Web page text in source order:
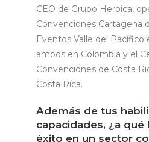
CEO de Grupo Heroica,
Convenciones Cartagena
Eventos Valle del Pacífico
ambos en Colombia y el
Convenciones de Costa
Costa Rica.
Además de tus
capacidades, ¿a
éxito en un sector